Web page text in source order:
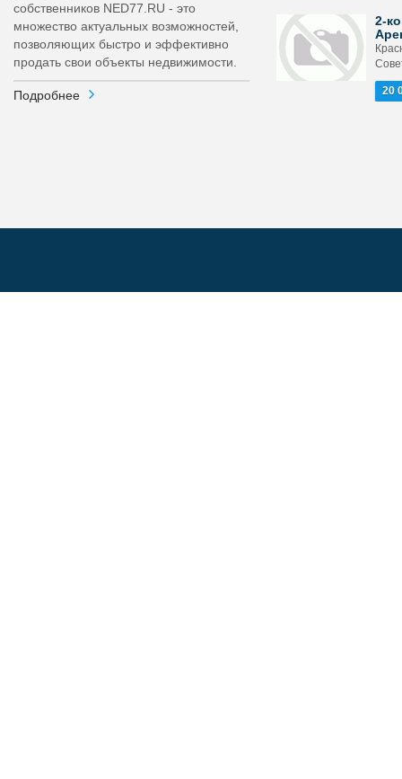
собственников NED77.RU - это
множество актуальных возможностей,
позволяющих быстро и эффективно
продать свои объекты недвижимости.
Подробнее
2-
20